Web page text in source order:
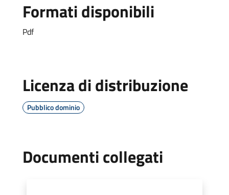
Formati disponibili
Pdf
Licenza di distribuzione
Pubblico dominio
Documenti collegati